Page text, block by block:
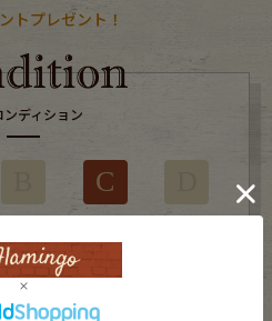
トプレゼント！
ンディション
C
が、まだまだご愛用していただけます。
ろしくお願いします。